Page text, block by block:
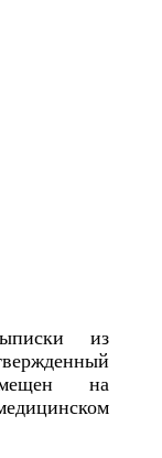
из
на